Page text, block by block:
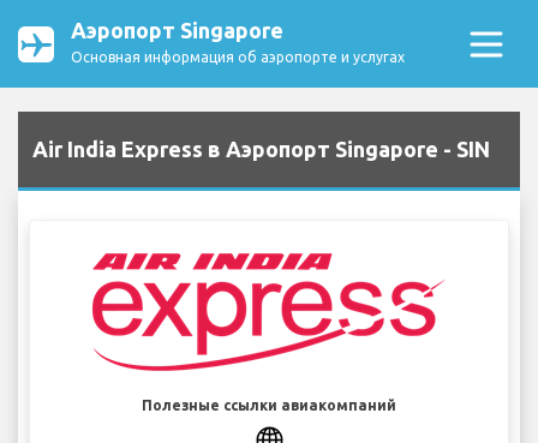
Аэропорт Singapore
Основная информация об аэропорте и услугах
Air India Express в Аэропорт Singapore - SIN
Полезные ссылки авиакомпаний